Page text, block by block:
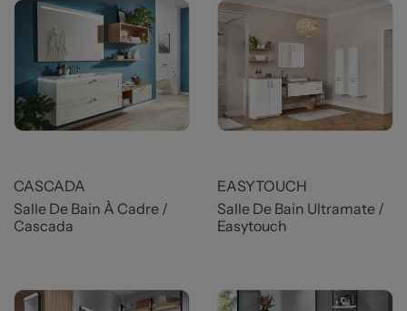
CASCADA
Salle De Bain À Cadre /
Cascada
EASYTOUCH
Salle De Bain Ultramate /
Easytouch